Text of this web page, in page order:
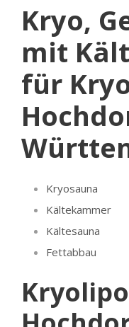
Kryo,
mit
für
Kryosauna
Kältekammer
Kältesauna
Fettabbau